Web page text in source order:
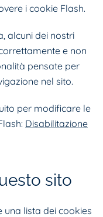
i cookie Flash.
alcuni dei nostri
e non
pensate per
nel sito.
per modificare le
Disabilitazione
sito
lista dei cookies